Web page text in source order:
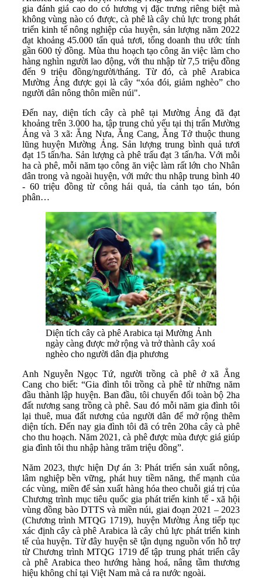
gia đánh giá cao do có hương vị đặc trưng riêng biệt mà
không vùng nào có được, cà phê là cây chủ lực trong phát
triển kinh tế nông nghiệp của huyện, sản lượng năm 2022
đạt khoảng 45.000 tấn quả tươi, tổng doanh thu ước tính
gần 600 tỷ đồng. Mùa thu hoạch tạo công ăn việc làm cho
hàng nghìn người lao động, với thu nhập từ 7,5 triệu đồng
đến 9 triệu đồng/người/tháng. Từ đó, cà phê Arabica
Mường Ảng được gọi là cây “xóa đói, giảm nghèo” cho
người dân nông thôn miền núi".
Đến nay, diện tích cây cà phê tại Mường Ảng đã đạt
khoảng trên 3.000 ha, tập trung chủ yếu tại thị trấn Mường
Ảng và 3 xã: Ẳng Nưa, Ẳng Cang, Ẳng Tở thuộc thung
lũng huyện Mường Ảng. Sản lượng trung bình quả tươi
đạt 15 tấn/ha. Sản lượng cà phê trấu đạt 3 tấn/ha. Với mỗi
ha cà phê, mỗi năm tạo công ăn việc làm rất lớn cho Nhân
dân trong và ngoài huyện, với mức thu nhập trung bình 40
- 60 triệu đồng từ công hái quả, tỉa cảnh tạo tán, bón
phân…
Diện tích cây cà phê Arabica tại Mường Ảnh
ngày càng được mở rộng và trở thành cây xoá
nghèo cho người dân địa phương
Anh Nguyễn Ngọc Tứ, người trồng cà phê ở xã Ẳng
Cang cho biết: “Gia đình tôi trồng cà phê từ những năm
đầu thành lập huyện. Ban đầu, tôi chuyển đổi toàn bộ 2ha
đất nương sang trồng cà phê. Sau đó mỗi năm gia đình tôi
lại thuê, mua đất nương của người dân để mở rộng thêm
diện tích. Đến nay gia đình tôi đã có trên 20ha cây cà phê
cho thu hoạch. Năm 2021, cà phê được mùa được giá giúp
gia đình tôi thu nhập hàng trăm triệu đồng”.
Năm 2023, thực hiện Dự án 3: Phát triển sản xuất nông,
lâm nghiệp bền vững, phát huy tiềm năng, thế mạnh của
các vùng, miền để sản xuất hàng hóa theo chuỗi giá trị của
Chương trình mục tiêu quốc gia phát triển kinh tế - xã hội
vùng đồng bào DTTS và miền núi, giai đoạn 2021 – 2023
(Chương trình MTQG 1719), huyện Mường Ảng tiếp tục
xác định cây cà phê Arabica là cây chủ lực phát triển kinh
tế của huyện. Từ đây huyện sẽ tận dụng nguồn vốn hỗ trợ
từ Chương trình MTQG 1719 để tập trung phát triển cây
cà phê Arabica theo hướng hàng hoá, nâng tầm thương
hiệu không chỉ tại Việt Nam mà cả ra nước ngoài.